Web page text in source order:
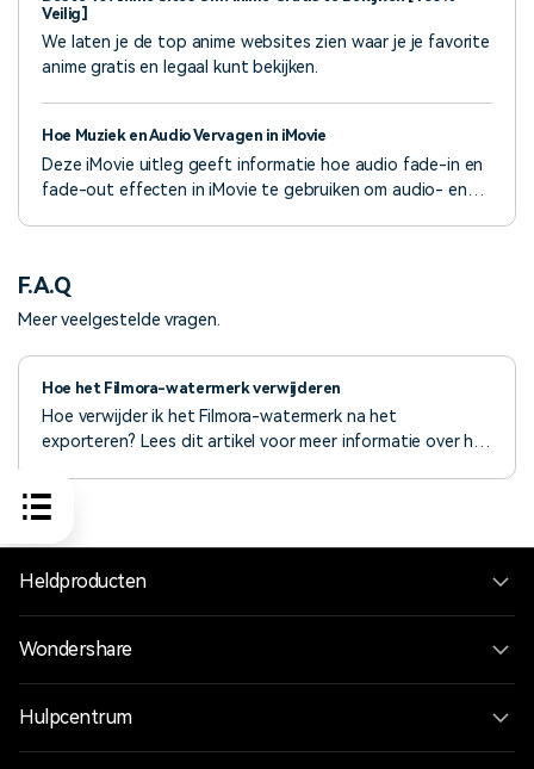
Veilig]
We laten je de top anime websites zien waar je je favorite
anime gratis en legaal kunt bekijken.
Hoe Muziek en Audio Vervagen in iMovie
Deze iMovie uitleg geeft informatie hoe audio fade-in en
fade-out effecten in iMovie te gebruiken om audio- en
F.A.Q
Meer veelgestelde vragen.
Hoe het Filmora-watermerk verwijderen
Hoe verwijder ik het Filmora-watermerk na het
exporteren? Lees dit artikel voor meer informatie over het
betalen.
Heldproducten
Wondershare
Hulpcentrum